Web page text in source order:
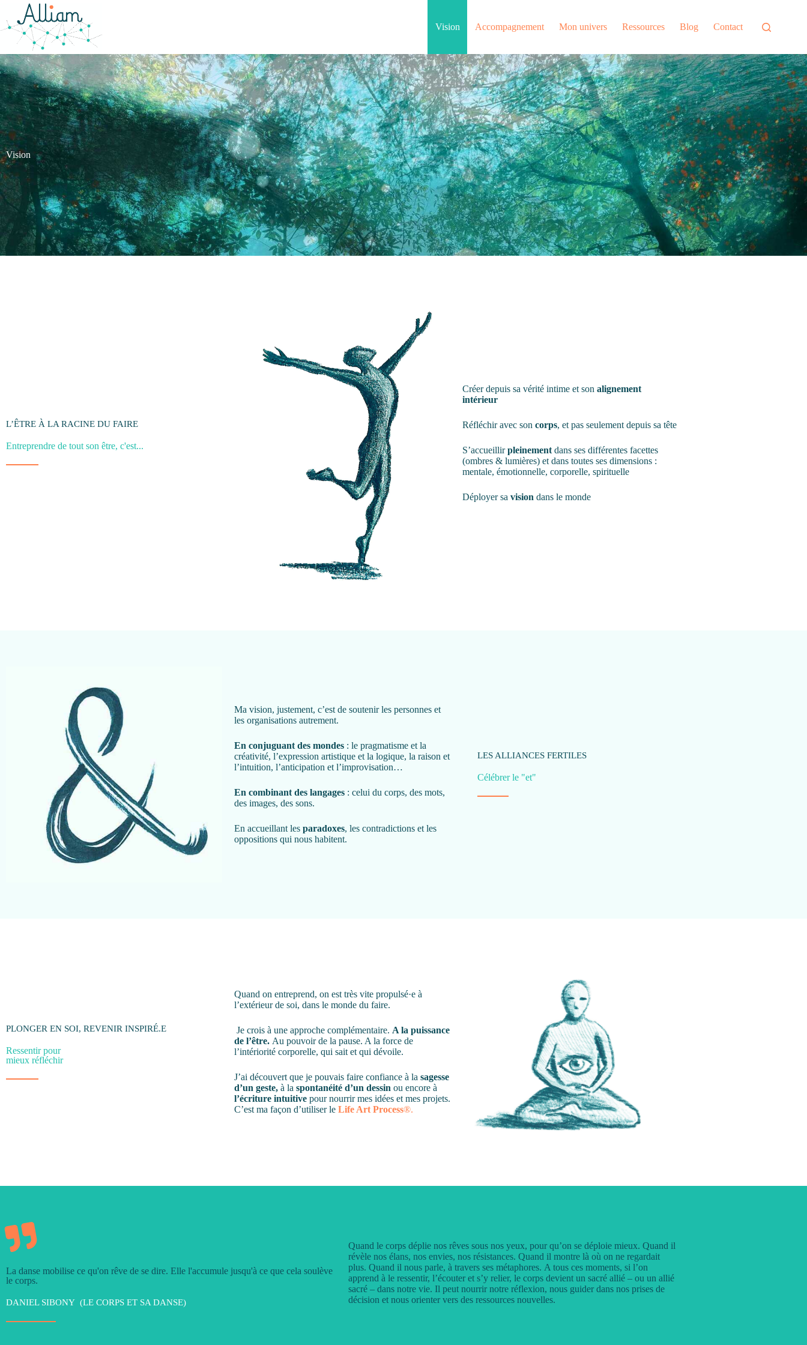
Vision Accompagnement Mon univers Ressources Blog Contact
Vision
L’ÊTRE À LA RACINE DU FAIRE
Entreprendre de tout son être, c'est...
Créer depuis sa vérité intime et son alignement
intérieur
Réfléchir avec son corps, et pas seulement depuis sa tête
S’accueillirpleinementdans ses différentes facettes
(ombres & lumières) et dans toutes ses dimensions :
mentale, émotionnelle, corporelle, spirituelle
Déployer sa vision dans le monde
Ma vision, justement, c’est de soutenir les personnes et
les organisations autrement.
En conjuguant des mondes : le pragmatisme et la
créativité, l’expression artistique et la logique, la raison et
l’intuition, l’anticipation et l’improvisation…
En combinantdes langages: celui du corps, des mots,
des images, des sons.
En accueillant les paradoxes, les contradictions et les
oppositions qui nous habitent.
LES ALLIANCES FERTILES
Célébrer le "et"
PLONGER EN SOI, REVENIR INSPIRÉ.E
Ressentir pour
mieux réfléchir
Quand on entreprend, on est très vite propulsé·e à
l’extérieur de soi, dans le monde du faire.
Je crois à une approche complémentaire. A la puissance
de l’être. Au pouvoir de la pause. A la force de
l’intériorité corporelle, qui sait et qui dévoile.
J’ai découvert que je pouvais faire confiance à la sagesse
d’un geste, à la spontanéité d’un dessinou encore à
l’écriture intuitivepour nourrir mes idées et mes projets.
C’est ma façon d’utiliser le Life Art Process®.
La danse mobilise ce qu'on rêve de se dire. Elle l'accumule jusqu'à ce que cela soulève
le corps.
DANIEL SIBONY (LE CORPS ET SA DANSE)
Quand le corps déplie nos rêves sous nos yeux, pour qu’on se déploie mieux. Quand il
révèle nos élans, nos envies, nos résistances. Quand il montre là où on ne regardait
plus. Quand il nous parle, à travers ses métaphores. A tous ces moments, si l’on
apprend à le ressentir, l’écouter et s’y relier, le corps devient un sacré allié – ou un allié
sacré – dans notre vie. Il peut nourrir notre réflexion, nous guider dans nos prises de
décision et nous orienter vers des ressources nouvelles.